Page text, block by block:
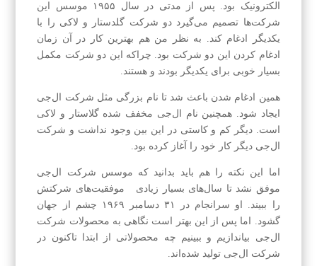
الکترونیک بود. پس از مدتی در سال ۱۹۵۵ موسس این
شرکت‌ها تصمیم می‌گیرد دو شرکت گلدستار و لاکی را با
یکدیگر ادغام کند. به نظر من هم بهترین کار در آن زمان
ادغام کردن این دو شرکت بود. چراکه این دو شرکت مکمل
بسیار خوبی برای یکدیگر بودند و هستند.
همین ادغام شدن باعث شد تا نام بزرگی مثل شرکت ال‌جی
ایجاد شود. همچنین نام ال‌جی مخفف شده گلاستار و لاکی
است. دیگر کم و کاستی در این بین وجود نداشت و شرکت
ال‌جی دیگر کار خود را آغاز کرده بود.
اما این نکته را هم باید بدانید که موسس شرکت ال‌جی
موفق نشد تا سال‌های بسیار زیادی موفقیت‌های شرکتش
را ببیند. او سرانجام در ۳۱ دسامبر ۱۹۶۹ چشم از جهان
گشود. اما پس از این بهتر است نگاهی به محصولات شرکت
ال‌جی بیاندازیم و ببینیم چه محصولاتی از ابتدا تاکنون در
شرکت ال‌جی تولید شده‌اند.